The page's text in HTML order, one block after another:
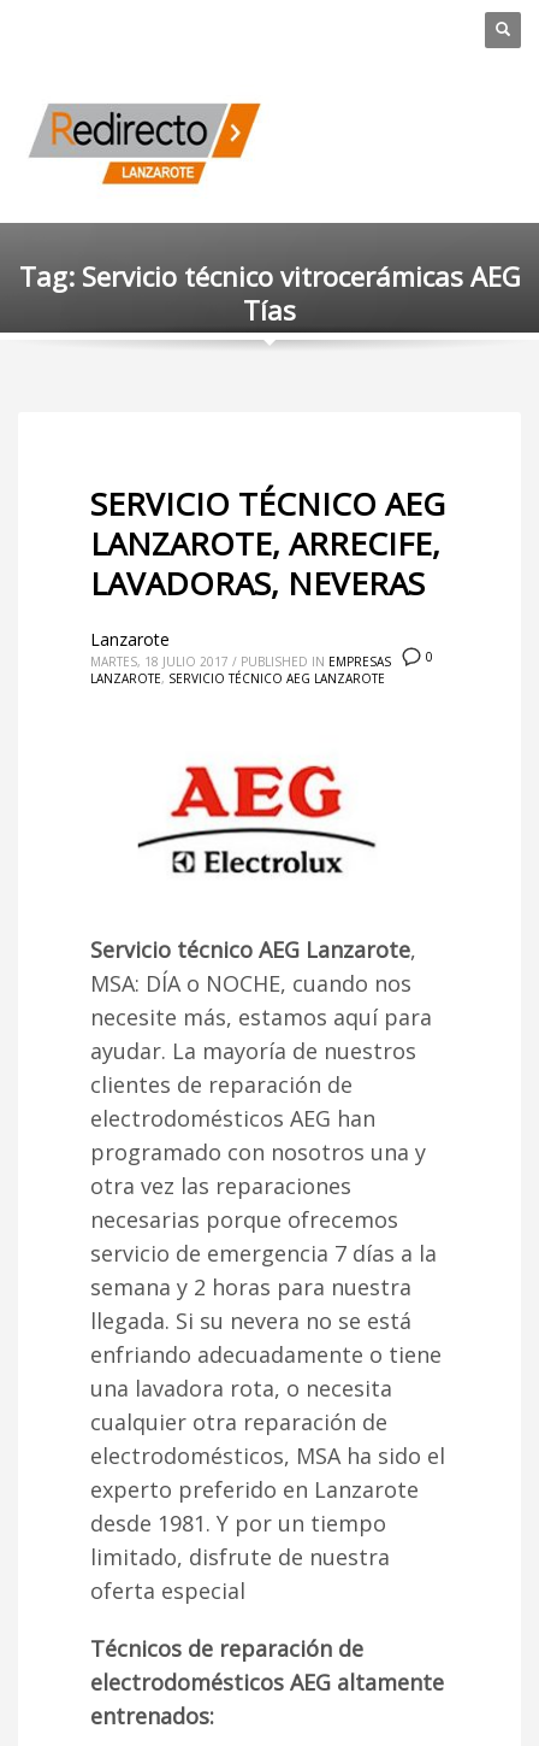
Tag: Servicio técnico vitrocerámicas AEG
Tías
SERVICIO TÉCNICO AEG
LANZAROTE, ARRECIFE,
LAVADORAS, NEVERAS
0
Lanzarote
MARTES, 18 JULIO 2017 / PUBLISHED IN EMPRESAS
LANZAROTE, SERVICIO TÉCNICO AEG LANZAROTE
Servicio técnico AEG Lanzarote,
MSA: DÍA o NOCHE, cuando nos
necesite más, estamos aquí para
ayudar. La mayoría de nuestros
clientes de reparación de
electrodomésticos AEG han
programado con nosotros una y
otra vez las reparaciones
necesarias porque ofrecemos
servicio de emergencia 7 días a la
semana y 2 horas para nuestra
llegada. Si su nevera no se está
enfriando adecuadamente o tiene
una lavadora rota, o necesita
cualquier otra reparación de
electrodomésticos, MSA ha sido el
experto preferido en Lanzarote
desde 1981. Y por un tiempo
limitado, disfrute de nuestra
oferta especial
Técnicos de reparación de
electrodomésticos AEG altamente
entrenados: